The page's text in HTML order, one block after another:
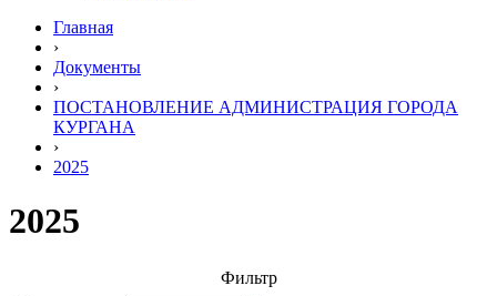
Главная
›
Документы
›
ПОСТАНОВЛЕНИЕ АДМИНИСТРАЦИЯ ГОРОДА
КУРГАНА
›
2025
2025
Фильтр